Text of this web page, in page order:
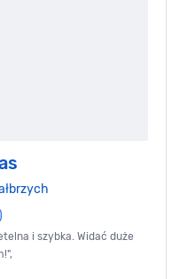
i szybka. Widać duże